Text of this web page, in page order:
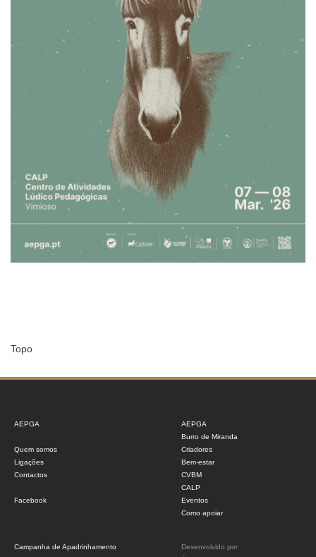
Topo
AEPGA
Quem somos
Ligações
Contactos
Facebook
AEPGA
Burro de Miranda
Criadores
Bem-estar
CVBM
CALP
Eventos
Como apoiar
Campanha de Apadrinhamento
Desenvolvido por